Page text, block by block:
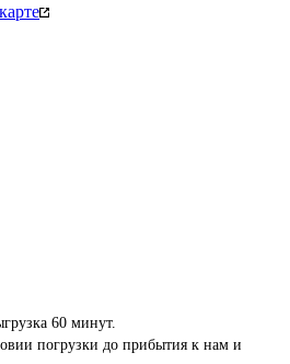
60 минут.
погрузки до прибытия к нам и